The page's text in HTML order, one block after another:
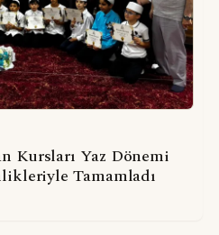
Kursları Yaz Dönemi
Tamamladı